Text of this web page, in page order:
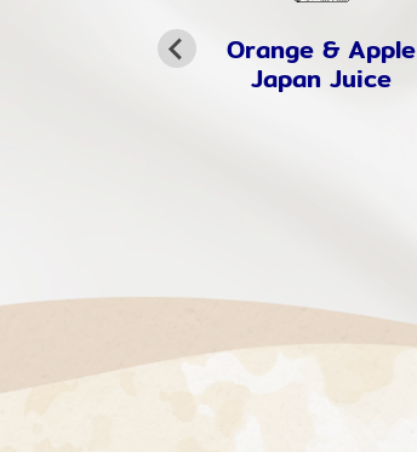
Orange & Apple
Japan Juice